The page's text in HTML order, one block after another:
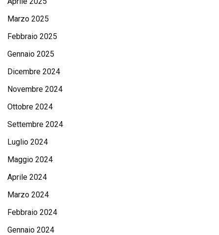
Marzo 2025
Febbraio 2025
Gennaio 2025
Dicembre 2024
Novembre 2024
Ottobre 2024
Settembre 2024
Luglio 2024
Maggio 2024
Aprile 2024
Marzo 2024
Febbraio 2024
Gennaio 2024